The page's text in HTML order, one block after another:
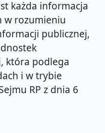
każda informacja
w rozumieniu
publicznej,
która podlega
i w trybie
RP z dnia 6